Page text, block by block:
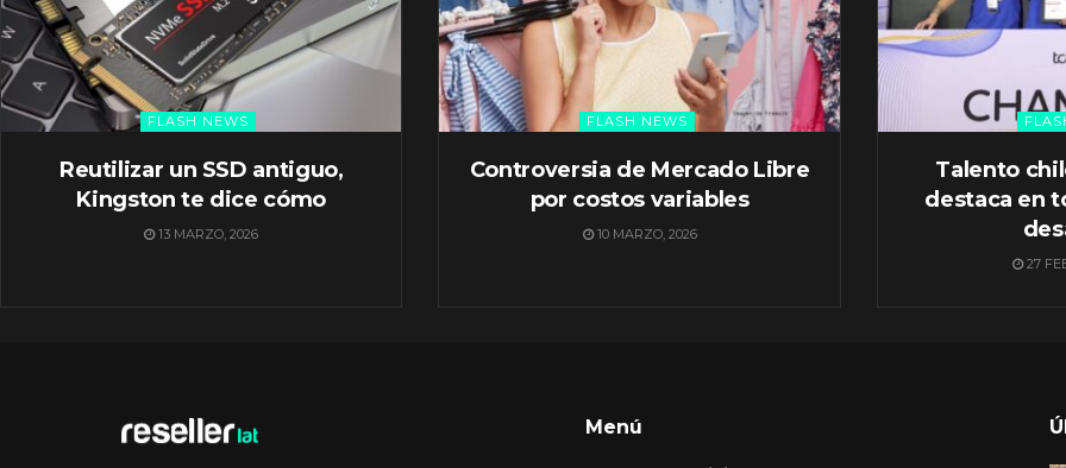
FLASH NEWS
Reutilizar un SSD antiguo,
Kingston te dice cómo
13 MARZO, 2026
FLASH NEWS
Controversia de Mercado Libre
por costos variables
10 MARZO, 2026
Talento
destaca en
27
Menú